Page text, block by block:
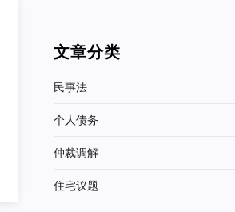
文章分类
民事法
个人债务
仲裁调解
住宅议题